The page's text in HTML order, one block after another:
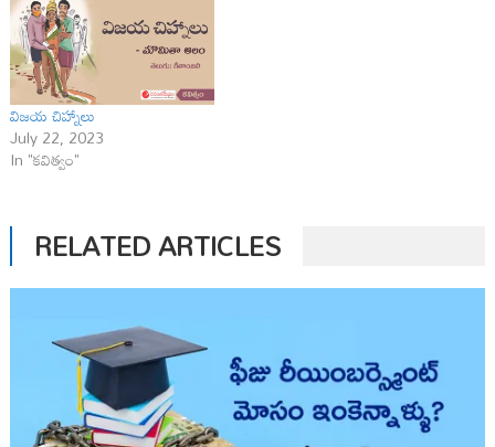
విజయ చిహ్నాలు
July 22, 2023
In "కవిత్వం"
RELATED ARTICLES